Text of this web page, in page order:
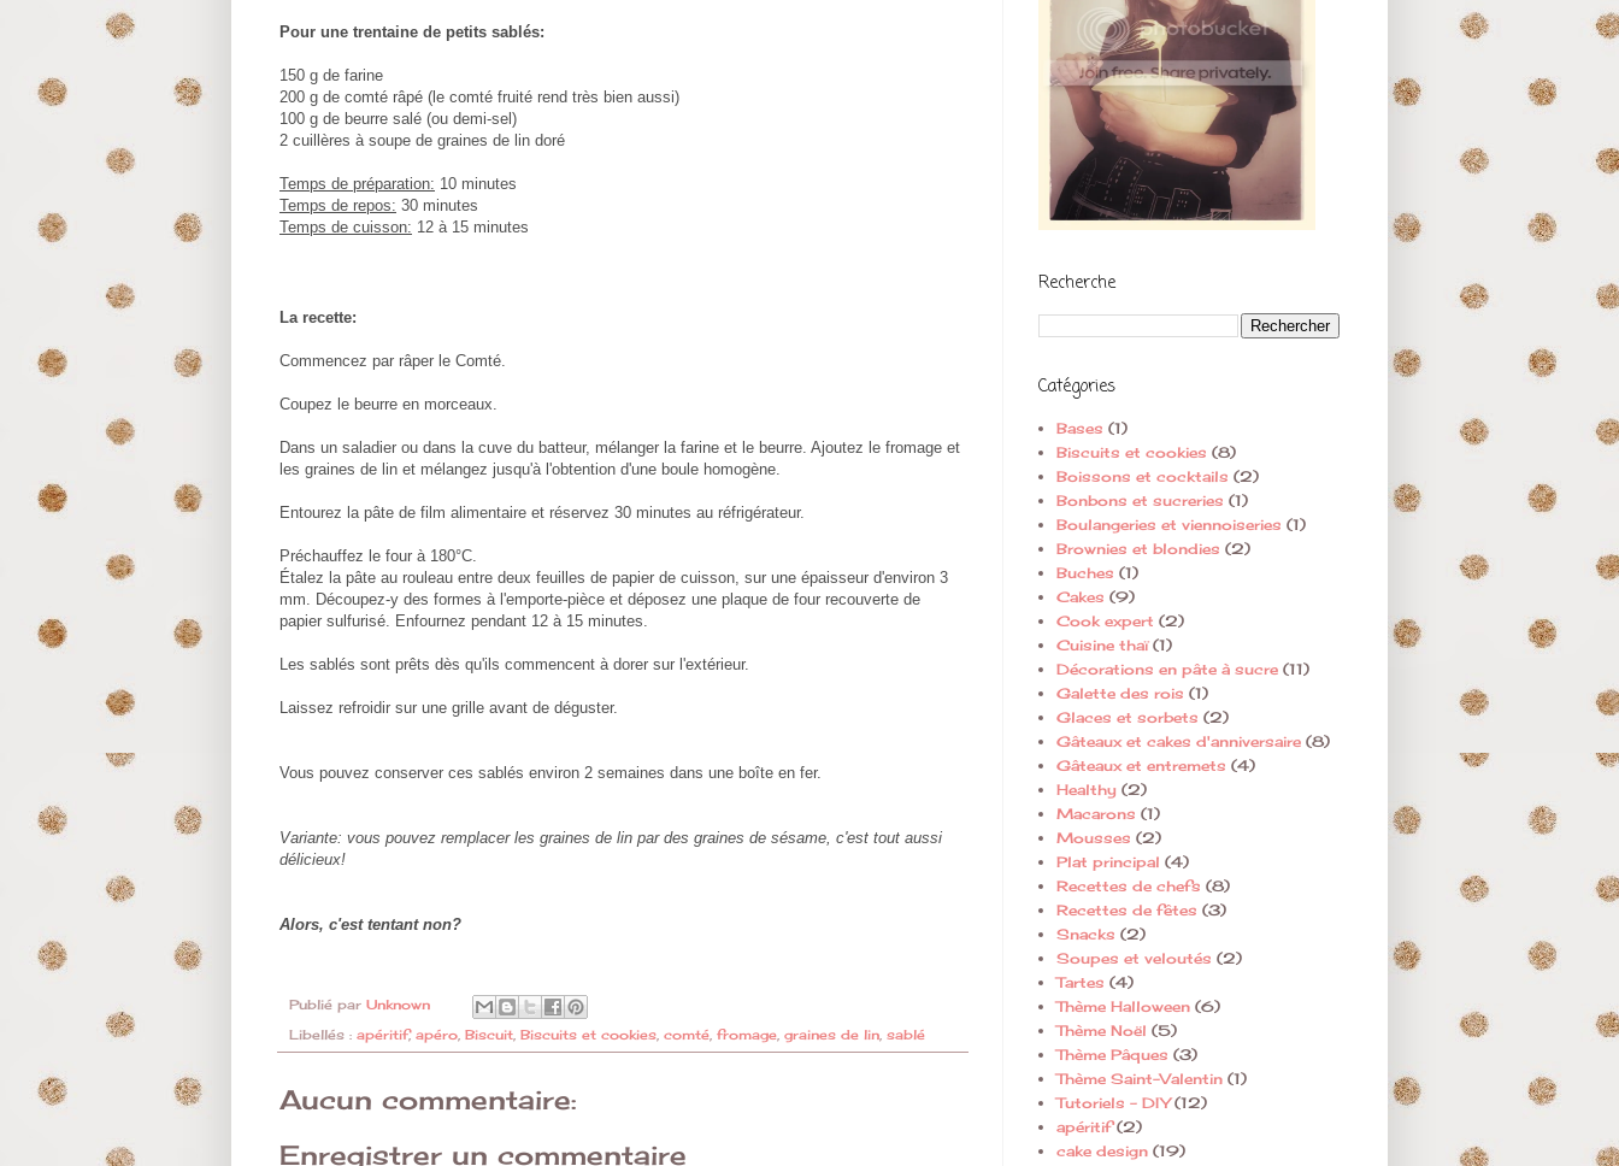
Pour une trentaine de petits sablés:
150 g de farine
200 g de comté râpé (le comté fruité rend très bien aussi)
100 g de beurre salé (ou demi-sel)
2 cuillères à soupe de graines de lin doré
Temps de préparation: 10 minutes
Temps de repos: 30 minutes
Temps de cuisson: 12 à 15 minutes
La recette:
Commencez par râper le Comté.
Coupez le beurre en morceaux.
Dans un saladier ou dans la cuve du batteur, mélanger la farine et le beurre. Ajoutez le fromage et
les graines de lin et mélangez jusqu'à l'obtention d'une boule homogène.
Entourez la pâte de film alimentaire et réservez 30 minutes au réfrigérateur.
Préchauffez le four à 180°C.
Étalez la pâte au rouleau entre deux feuilles de papier de cuisson, sur une épaisseur d'environ 3
mm. Découpez-y des formes à l'emporte-pièce et déposez une plaque de four recouverte de
papier sulfurisé. Enfournez pendant 12 à 15 minutes.
Les sablés sont prêts dès qu'ils commencent à dorer sur l'extérieur.
Laissez refroidir sur une grille avant de déguster.
Vous pouvez conserver ces sablés environ 2 semaines dans une boîte en fer.
Variante: vous pouvez remplacer les graines de lin par des graines de sésame, c'est tout aussi
délicieux!
Alors, c'est tentant non?
Publié par Unknown
Libellés : apéritif, apéro, Biscuit, Biscuits et cookies, comté, fromage, graines de lin, sablé
Aucun commentaire:
Enregistrer un commentaire
Recherche
Catégories
Bases (1)
Biscuits et cookies (8)
Boissons et cocktails (2)
Bonbons et sucreries (1)
Boulangeries et viennoiseries (1)
Brownies et blondies (2)
Buches (1)
Cakes (9)
Cook expert (2)
Cuisine thaï (1)
Décorations en pâte à sucre (11)
Galette des rois (1)
Glaces et sorbets (2)
Gâteaux et cakes d'anniversaire (8)
Gâteaux et entremets (4)
Healthy (2)
Macarons (1)
Mousses (2)
Plat principal (4)
Recettes de chefs (8)
Recettes de fêtes (3)
Snacks (2)
Soupes et veloutés (2)
Tartes (4)
Thème Halloween (6)
Thème Noël (5)
Thème Pâques (3)
Thème Saint-Valentin (1)
Tutoriels - DIY (12)
apéritif (2)
cake design (19)